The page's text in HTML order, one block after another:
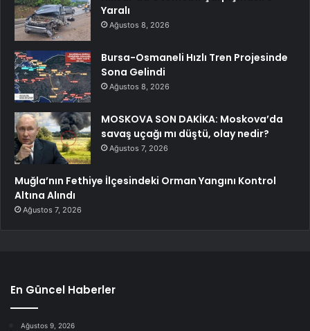
Yaralı
Ağustos 8, 2026
Bursa-Osmaneli Hızlı Tren Projesinde
Sona Gelindi
Ağustos 8, 2026
MOSKOVA SON DAKİKA: Moskova’da
savaş uçağı mı düştü, olay nedir?
Ağustos 7, 2026
Muğla’nın Fethiye İlçesindeki Orman Yangını Kontrol
Altına Alındı
Ağustos 7, 2026
En Güncel Haberler
Ağustos 9, 2026